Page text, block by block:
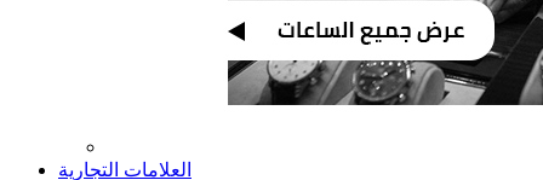
العلامات التجارية